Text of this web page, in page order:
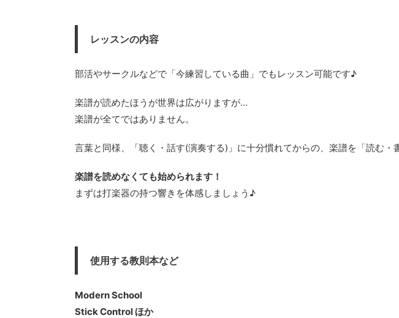
レッスンの内容
部活やサークルなどで「今練習している曲」でもレッスン可能です♪
楽譜が読めたほうが世界は広がりますが…
楽譜が全てではありません。
言葉と同様、「聴く・話す(演奏する)」に十分慣れてからの、楽譜を「読む・
楽譜を読めなくても始められます！
まずは打楽器の持つ響きを体感しましょう♪
使用する教則本など
Modern School
Stick Control ほか